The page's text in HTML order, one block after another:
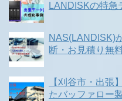
LANDISKの特急
NAS(LANDISK)
断・お見積り無
【刈谷市・出張
たバッファロー